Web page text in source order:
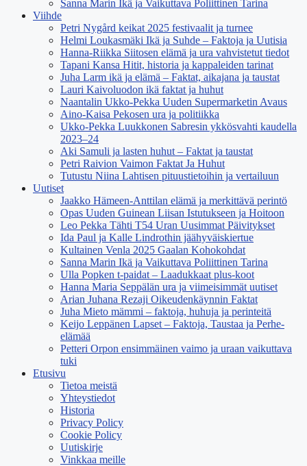
Sanna Marin Ikä ja Vaikuttava Poliittinen Tarina
Viihde
Petri Nygård keikat 2025 festivaalit ja turnee
Helmi Loukasmäki Ikä ja Suhde – Faktoja ja Uutisia
Hanna-Riikka Siitosen elämä ja ura vahvistetut tiedot
Tapani Kansa Hitit, historia ja kappaleiden tarinat
Juha Larm ikä ja elämä – Faktat, aikajana ja taustat
Lauri Kaivoluodon ikä faktat ja huhut
Naantalin Ukko-Pekka Uuden Supermarketin Avaus
Aino-Kaisa Pekosen ura ja politiikka
Ukko-Pekka Luukkonen Sabresin ykkösvahti kaudella
2023–24
Aki Samuli ja lasten huhut – Faktat ja taustat
Petri Raivion Vaimon Faktat Ja Huhut
Tutustu Niina Lahtisen pituustietoihin ja vertailuun
Uutiset
Jaakko Hämeen-Anttilan elämä ja merkittävä perintö
Opas Uuden Guinean Liisan Istutukseen ja Hoitoon
Leo Pekka Tähti T54 Uran Uusimmat Päivitykset
Ida Paul ja Kalle Lindrothin jäähyväiskiertue
Kultainen Venla 2025 Gaalan Kohokohdat
Sanna Marin Ikä ja Vaikuttava Poliittinen Tarina
Ulla Popken t-paidat – Laadukkaat plus-koot
Hanna Maria Seppälän ura ja viimeisimmät uutiset
Arian Juhana Rezaji Oikeudenkäynnin Faktat
Juha Mieto mämmi – faktoja, huhuja ja perinteitä
Keijo Leppänen Lapset – Faktoja, Taustaa ja Perhe-
elämää
Petteri Orpon ensimmäinen vaimo ja uraan vaikuttava
tuki
Etusivu
Tietoa meistä
Yhteystiedot
Historia
Privacy Policy
Cookie Policy
Uutiskirje
Vinkkaa meille